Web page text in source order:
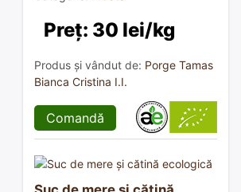
Preț: 30 lei/kg
Produs și vândut de: Porge Tamas
Bianca Cristina I.I.
Comandă